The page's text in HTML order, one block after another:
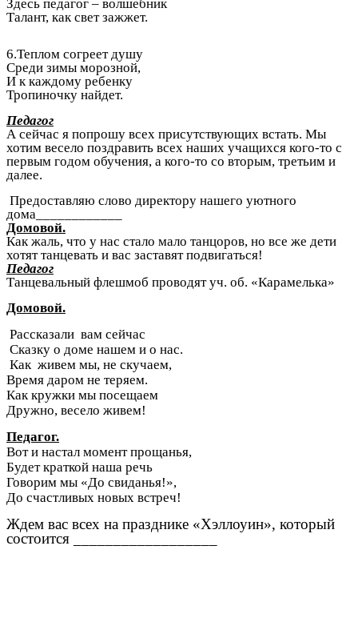
Здесь педагог – волшебник
Талант, как свет зажжет.
6.Теплом согреет душу
Среди зимы морозной,
И к каждому ребенку
Тропиночку найдет.
Педагог
А сейчас я попрошу всех присутствующих встать. Мы
хотим весело поздравить всех наших учащихся кого-то с
первым годом обучения, а кого-то со вторым, третьим и
далее.
Предоставляю слово директору нашего уютного
дома____________
Домовой.
Как жаль, что у нас стало мало танцоров, но все же дети
хотят танцевать и вас заставят подвигаться!
Педагог
Танцевальный флешмоб проводят уч. об. «Карамелька»
Домовой.
Рассказали вам сейчас
Сказку о доме нашем и о нас.
Как живем мы, не скучаем,
Время даром не теряем.
Как кружки мы посещаем
Дружно, весело живем!
Педагог.
Вот и настал момент прощанья,
Будет краткой наша речь
Говорим мы «До свиданья!»,
До счастливых новых встреч!
Ждем вас всех на празднике «Хэллоуин», который
состоится __________________